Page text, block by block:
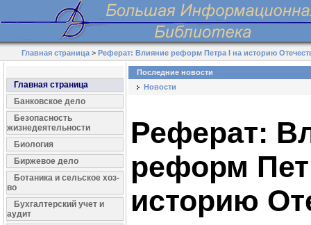
Главная страница >Реферат: Влияние реформ Петра I на историю
Главная страница
Банковское дело
Безопасность
жизнедеятельности
Биология
Биржевое дело
Ботаника и сельское хоз-
во
Бухгалтерский учет и
аудит
Последние новости
Новости
Реферат:
реформ
историю